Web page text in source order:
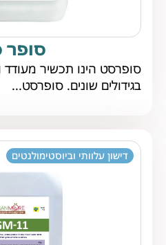
סופרסט הינו תכשיר
בגידולים שונים. סופרסט...
דישון עלוותי וביוסטימולנטים